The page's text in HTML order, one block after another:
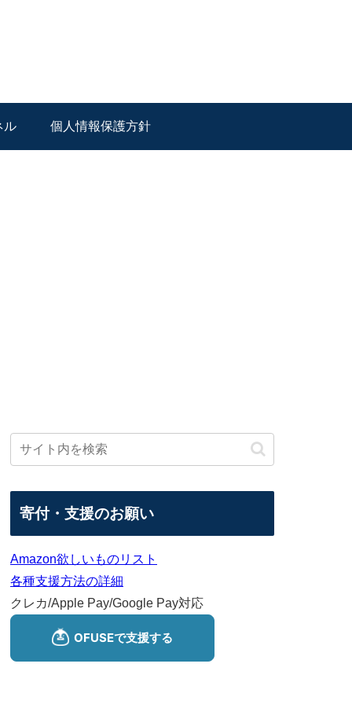
ル 個人情報保護方針
寄付・支援のお願い
Amazon欲しいものリスト
各種支援方法の詳細
クレカ/Apple Pay/Google Pay対応